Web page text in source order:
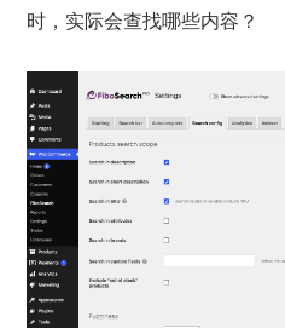
时，实际会查找哪些内容？